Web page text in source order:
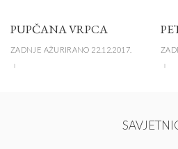
PUPČANA VRPCA
ZADNJE AŽURIRANO 22.12.2017.